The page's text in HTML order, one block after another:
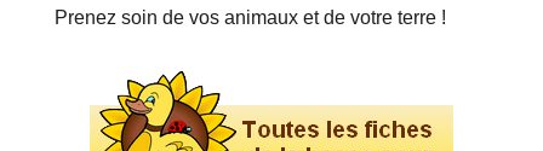
Prenez soin de vos animaux et de votre terre !